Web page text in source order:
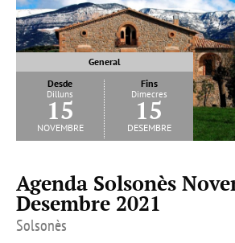
General
Desde
Dilluns
15
novembre
Fins
Dimecres
15
desembre
Agenda Solsonès
Desembre 2021
Solsonès